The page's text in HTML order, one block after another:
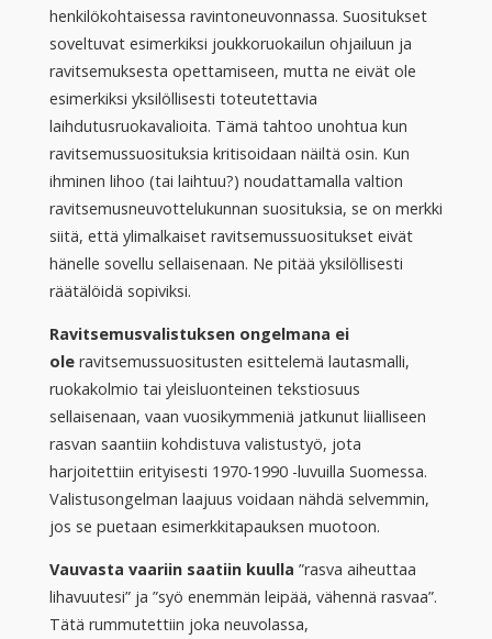
henkilökohtaisessa ravintoneuvonnassa. Suositukset
soveltuvat esimerkiksi joukkoruokailun ohjailuun ja
ravitsemuksesta opettamiseen, mutta ne eivät ole
esimerkiksi yksilöllisesti toteutettavia
laihdutusruokavalioita. Tämä tahtoo unohtua kun
ravitsemussuosituksia kritisoidaan näiltä osin. Kun
ihminen lihoo (tai laihtuu?) noudattamalla valtion
ravitsemusneuvottelukunnan suosituksia, se on merkki
siitä, että ylimalkaiset ravitsemussuositukset eivät
hänelle sovellu sellaisenaan. Ne pitää yksilöllisesti
räätälöidä sopiviksi.
Ravitsemusvalistuksen ongelmana ei
oleravitsemussuositusten esittelemä lautasmalli,
ruokakolmio tai yleisluonteinen tekstiosuus
sellaisenaan, vaan vuosikymmeniä jatkunut liialliseen
rasvan saantiin kohdistuva valistustyö, jota
harjoitettiin erityisesti 1970-1990 -luvuilla Suomessa.
Valistusongelman laajuus voidaan nähdä selvemmin,
jos se puetaan esimerkkitapauksen muotoon.
Vauvasta vaariin saatiin kuulla ”rasva aiheuttaa
lihavuutesi” ja ”syö enemmän leipää, vähennä rasvaa”.
Tätä rummutettiin joka neuvolassa,